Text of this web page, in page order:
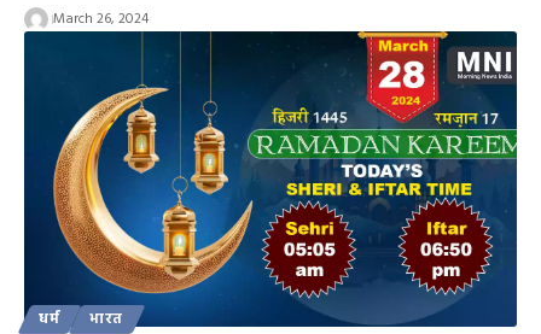
March 26, 2024
धर्म भारत